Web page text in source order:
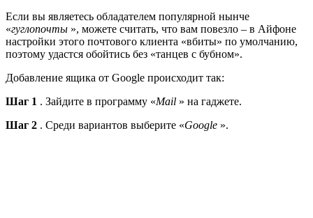
Если вы являетесь обладателем популярной нынче
«гуглопочты », можете считать, что вам повезло – в Айфоне
настройки этого почтового клиента «вбиты» по умолчанию,
поэтому удастся обойтись без «танцев с бубном».
Добавление ящика от Google происходит так:
Шаг 1 . Зайдите в программу «Mail » на гаджете.
Шаг 2 . Среди вариантов выберите «Google ».